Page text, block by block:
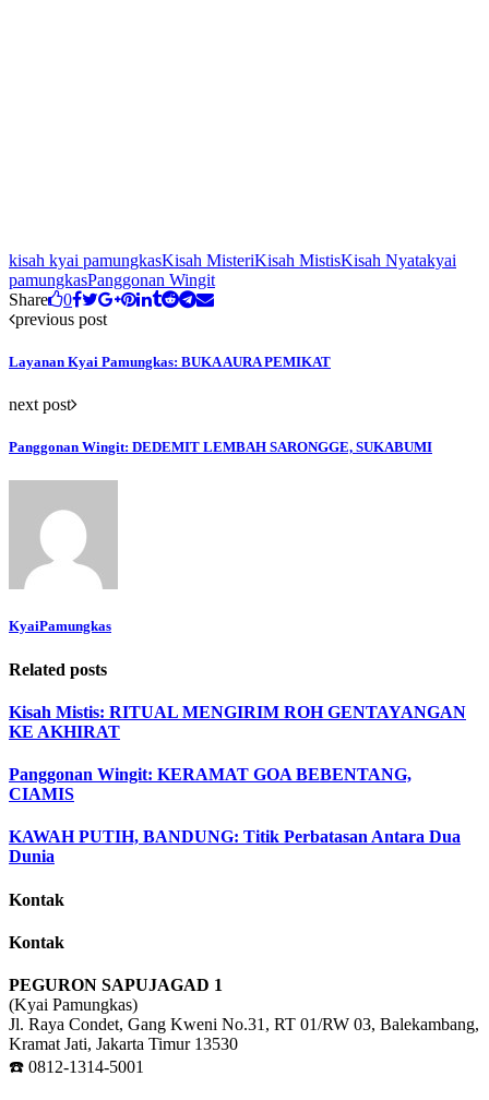
kisah kyai pamungkasKisah MisteriKisah MistisKisah Nyatakyai
pamungkasPanggonan Wingit
Share
0
previous post
Layanan Kyai Pamungkas: BUKA AURA PEMIKAT
next post
Panggonan Wingit: DEDEMIT LEMBAH SARONGGE, SUKABUMI
KyaiPamungkas
Related posts
Kisah Mistis: RITUAL MENGIRIM ROH GENTAYANGAN
KE AKHIRAT
Panggonan Wingit: KERAMAT GOA BEBENTANG,
CIAMIS
KAWAH PUTIH, BANDUNG: Titik Perbatasan Antara Dua
Dunia
Kontak
Kontak
PEGURON SAPUJAGAD 1
(Kyai Pamungkas)
Jl. Raya Condet, Gang Kweni No.31, RT 01/RW 03, Balekambang,
Kramat Jati, Jakarta Timur 13530
☎️ 0812-1314-5001